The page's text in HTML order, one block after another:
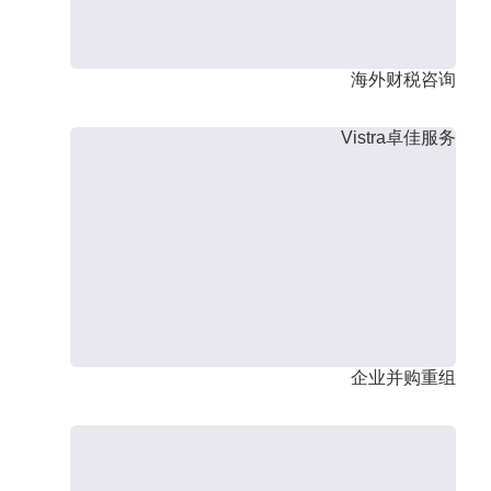
海外财税咨询
Vistra卓佳服务
企业并购重组